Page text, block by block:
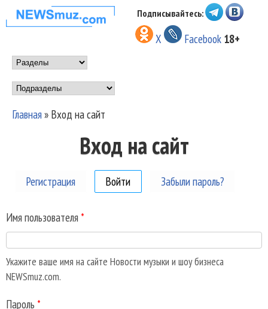
Перейти к основному
содержанию
НОВОСТИ
МУЗЫКИ И
ШОУ БИЗНЕСА
NEWSMUZ.COM
Подписывайтесь:
X Facebook 18+
Main menu
Подразделы
Вы здесь
Главная» Вход на сайт
Вход на сайт
Регистрация Войти (активная вкладка)
Забыли пароль?
Имя пользователя *
Укажите ваше имя на сайте Новости музыки и шоу бизнеса
NEWSmuz.com.
Пароль *